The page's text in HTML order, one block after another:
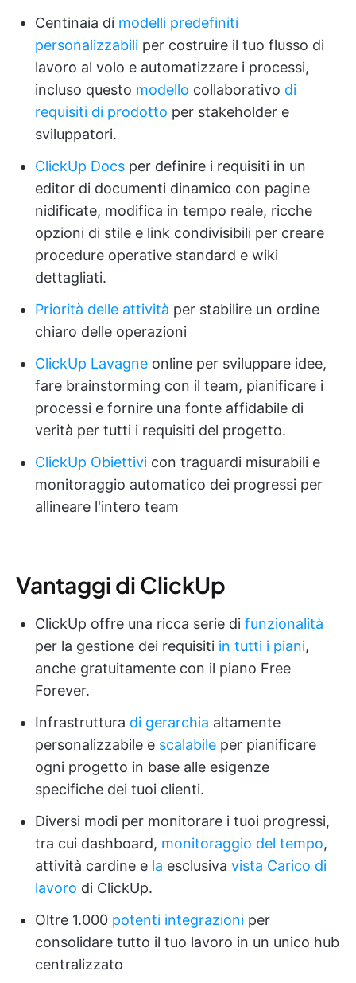
Centinaia di modelli predefiniti
personalizzabili per costruire il tuo flusso di
lavoro al volo e automatizzare i processi,
incluso questo modello collaborativo di
requisiti di prodotto per stakeholder e
sviluppatori.
ClickUp Docs per definire i requisiti in un
editor di documenti dinamico con pagine
nidificate, modifica in tempo reale, ricche
opzioni di stile e link condivisibili per creare
procedure operative standard e wiki
dettagliati.
Priorità delle attività per stabilire un ordine
chiaro delle operazioni
ClickUp Lavagne online per sviluppare idee,
fare brainstorming con il team, pianificare i
processi e fornire una fonte affidabile di
verità per tutti i requisiti del progetto.
ClickUp Obiettivi con traguardi misurabili e
monitoraggio automatico dei progressi per
allineare l'intero team
Vantaggi di ClickUp
ClickUp offre una ricca serie di funzionalità
per la gestione dei requisiti in tutti i piani,
anche gratuitamente con il piano Free
Forever.
Infrastruttura di gerarchia altamente
personalizzabile e scalabile per pianificare
ogni progetto in base alle esigenze
specifiche dei tuoi clienti.
Diversi modi per monitorare i tuoi progressi,
tra cui dashboard, monitoraggio del tempo,
attività cardine e la esclusiva vista Carico di
lavoro di ClickUp.
Oltre 1.000 potenti integrazioni per
consolidare tutto il tuo lavoro in un unico hub
centralizzato